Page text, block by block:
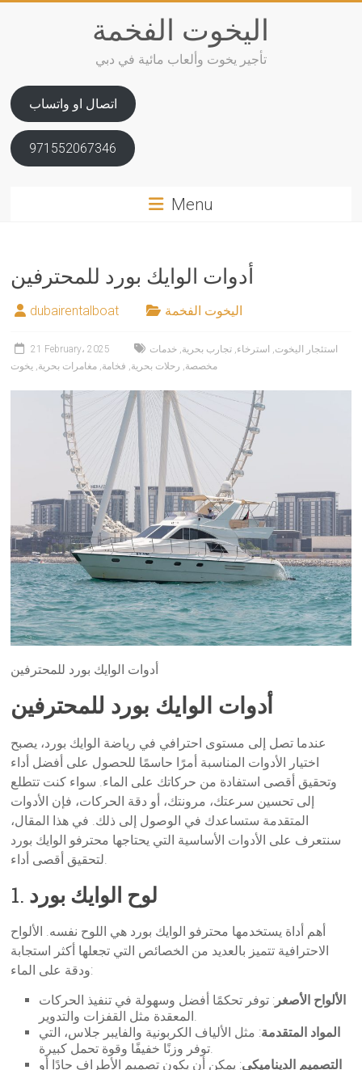
اليخوت الفخمة
تأجير يخوت وألعاب مائية في دبي
اتصال او واتساب
971552067346
Menu
أدوات الوايك بورد للمحترفين
dubairentalboat اليخوت الفخمة
21 February، 2025 استئجار اليخوت, استرخاء, تجارب بحرية, خدمات
مخصصة, رحلات بحرية, فخامة, مغامرات بحرية, يخوت
أدوات الوايك بورد للمحترفين
أدوات الوايك بورد للمحترفين
عندما تصل إلى مستوى احترافي في رياضة الوايك بورد، يصبح
اختيار الأدوات المناسبة أمرًا حاسمًا للحصول على أفضل أداء
وتحقيق أقصى استفادة من حركاتك على الماء. سواء كنت تتطلع
إلى تحسين سرعتك، مرونتك، أو دقة الحركات، فإن الأدوات
المتقدمة ستساعدك في الوصول إلى ذلك. في هذا المقال،
سنتعرف على الأدوات الأساسية التي يحتاجها محترفو الوايك بورد
لتحقيق أقصى أداء.
1. لوح الوايك بورد
أهم أداة يستخدمها محترفو الوايك بورد هي اللوح نفسه. الألواح
الاحترافية تتميز بالعديد من الخصائص التي تجعلها أكثر استجابة
ودقة على الماء:
الألواح الأصغر : توفر تحكمًا أفضل وسهولة في تنفيذ الحركات
المعقدة مثل القفزات والتدوير.
المواد المتقدمة: مثل الألياف الكربونية والفايبر جلاس، التي
توفر وزنًا خفيفًا وقوة تحمل كبيرة.
التصميم الديناميكي: يمكن أن يكون تصميم الأطراف حادًا أو